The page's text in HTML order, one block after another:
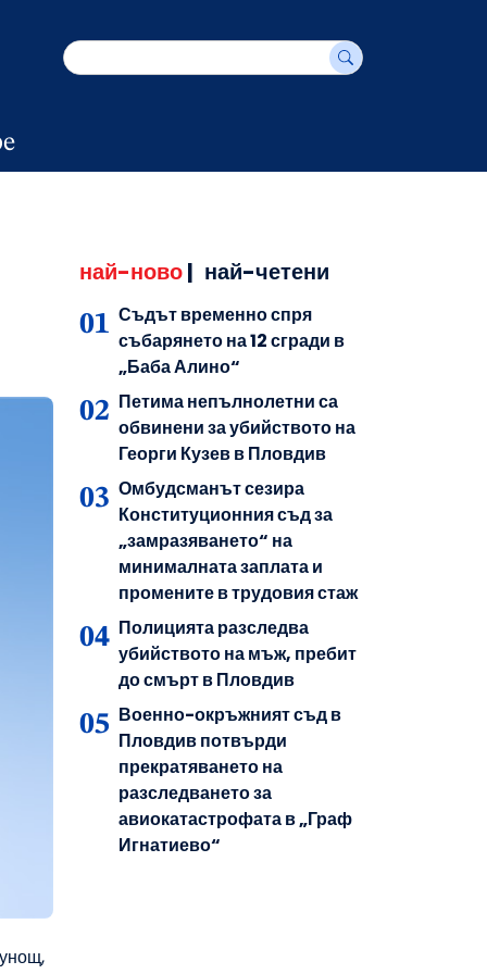
най-ново| най-четени
Съдът временно спря
събарянето на 12 сгради в
„Баба Алино“
Петима непълнолетни са
обвинени за убийството на
Георги Кузев в Пловдив
Омбудсманът сезира
Конституционния съд за
„замразяването“ на
минималната заплата и
промените в трудовия стаж
Полицията разследва
убийството на мъж, пребит
до смърт в Пловдив
Военно-окръжният съд в
Пловдив потвърди
прекратяването на
разследването за
авиокатастрофата в „Граф
Игнатиево“